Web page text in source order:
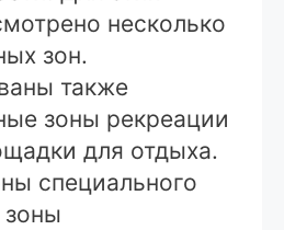
несколько
зон.
также
зоны рекреации
для отдыха.
специального
зоны